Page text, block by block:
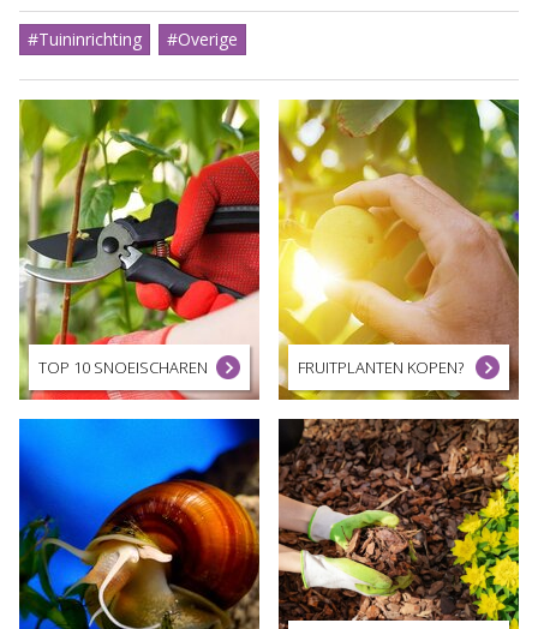
#Tuininrichting #Overige
TOP 10 SNOEISCHAREN FRUITPLANTEN KOPEN?